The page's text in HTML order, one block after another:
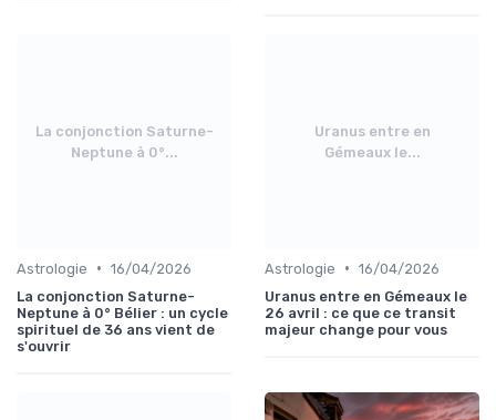
La conjonction Saturne-
Neptune à 0°...
Astrologie • 16/04/2026
La conjonction Saturne-
Neptune à 0° Bélier : un cycle
spirituel de 36 ans vient de
s'ouvrir
Uranus entre en
Gémeaux le...
Astrologie • 16/04/2026
Uranus entre en Gémeaux le
26 avril : ce que ce transit
majeur change pour vous